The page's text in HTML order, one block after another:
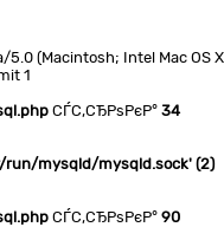
(Macintosh; Intel Mac
1
СЃС‚СЂРѕРєР°34
run/mysqld/mysqld.sock' (2)
СЃС‚СЂРѕРєР°90